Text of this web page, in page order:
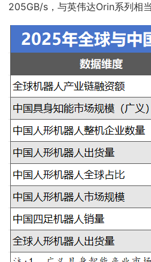
205GB/s，与英伟达Orin系列相